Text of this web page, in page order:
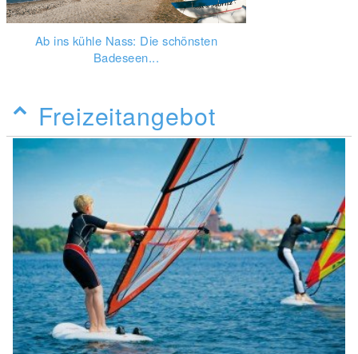
Ab ins kühle Nass: Die schönsten
Badeseen...
Freizeitangebot